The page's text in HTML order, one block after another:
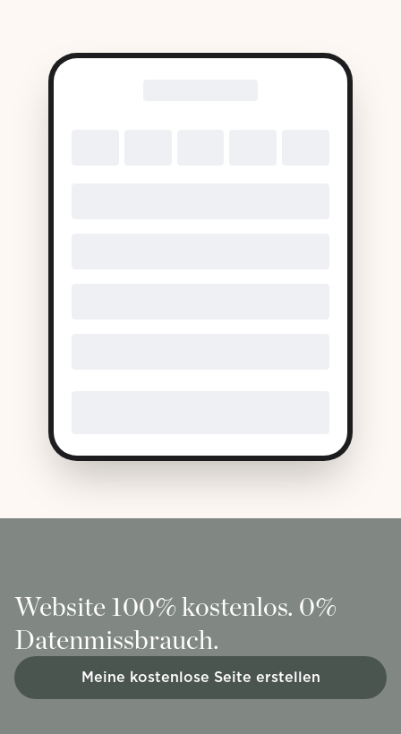
Website 100% kostenlos. 0%
Datenmissbrauch.
Meine kostenlose Seite erstellen